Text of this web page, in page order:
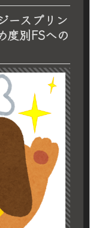
ースプリン
別FSへの